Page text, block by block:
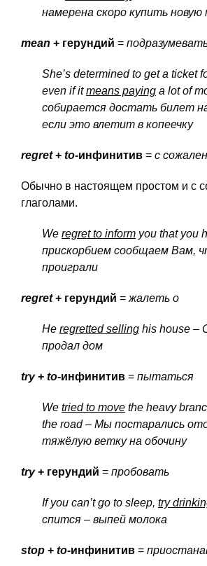
намерена скоро купить новую
mean + герундий =
She’s determined to get a ticket
even if itmeans paying a lot of
собирается достать билет
если это влетит в копеечку
regret+ to-инфинитив = с
Обычно в настоящем простом и с
глаголами.
We regret to inform you that you
прискорбием сообщаем Вам,
проиграли
regret+ герундий = жалеть о
He regretted selling his house –
продал дом
try+ to-инфинитив = пытаться
We tried to move the heavy
the road – Мы постарались
тяжёлую веткуна обочину
try+ герундий = пробовать
If you can’t go to sleep, try
спится – выпей молока
stop + to-инфинитив =